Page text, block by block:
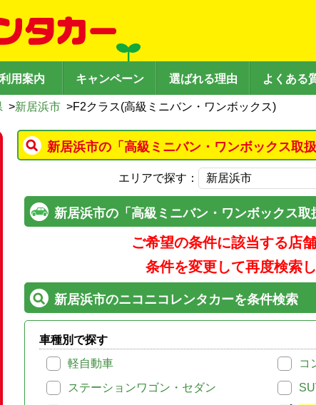
用案内 キャンペーン 選ばれる理由 よくある
>新居浜市 >F2クラス(高級ミニバン・ワンボックス)
新居浜市の「高級ミニバン・ワンボックス取
エリアで探す：
新居浜市の「高級ミニバン・ワンボックス
ご希望の条件に該当する店
条件を変更して再度検索
新居浜市のニコニコレンタカーを条件検索
車種別で探す
軽自動車
コ
ステーションワゴン・セダン